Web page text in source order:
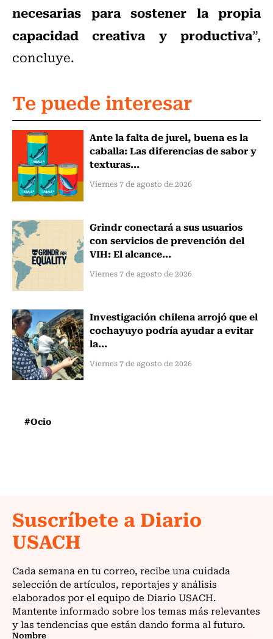
necesarias para sostener la propia
capacidad creativa y productiva”,
concluye.
Te puede interesar
Ante la falta de jurel, buena es la
caballa: Las diferencias de sabor y
texturas...
Viernes 7 de agosto de 2026
Grindr conectará a sus usuarios
con servicios de prevención del
VIH: El alcance...
Viernes 7 de agosto de 2026
Investigación chilena arrojó que el
cochayuyo podría ayudar a evitar
la...
Viernes 7 de agosto de 2026
#Ocio